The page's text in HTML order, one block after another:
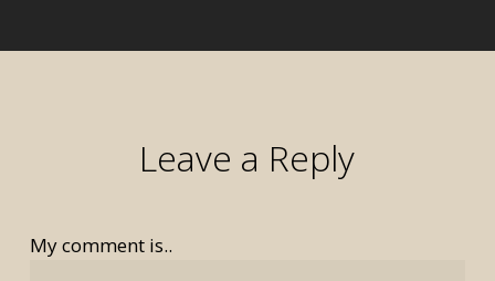
Leave a Reply
My comment is..